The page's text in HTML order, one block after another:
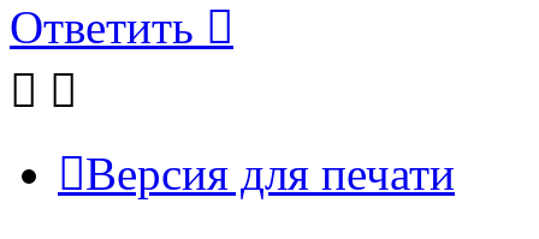
Ответить
Версия для печати